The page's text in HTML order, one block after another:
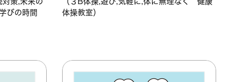
びの時間
体操教室）